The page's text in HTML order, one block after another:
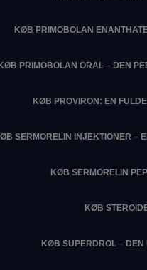
KØB PRIMOBOLAN
PRIMOBOLAN ORAL – DEN
KØB PROVIRON: EN
SERMORELIN INJEKTIONER –
KØB SERMORELIN
KØB
KØB SUPERDROL – DEN